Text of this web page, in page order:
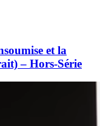
et la
– Hors-Série